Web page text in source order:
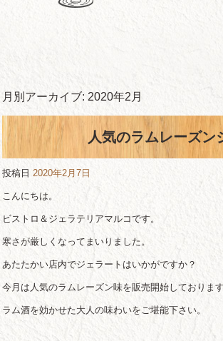
月別アーカイブ: 2020年2月
人気のラムレーズ
投稿日 2020年2月7日
こんにちは。
ビストロ＆ジェラテリアマルコです。
寒さが厳しくなってまいりました。
あたたかい店内でジェラートはいかがですか？
今月は人気のラムレーズン味を販売開始しております
ラム酒を効かせた大人の味わいをご堪能下さい。